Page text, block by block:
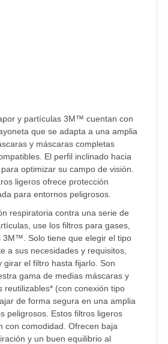
y partículas 3M™ cuentan con
que se adapta a una amplia
y máscaras completas
El perfil inclinado hacia
optimizar su campo de visión.
ligeros ofrece protección
para entornos peligrosos.
respiratoria contra una serie de
use los filtros para gases,
3M™. Solo tiene que elegir el tipo
a sus necesidades y requisitos,
girar el filtro hasta fijarlo. Son
gama de medias máscaras y
reutilizables* (con conexión tipo
de forma segura en una amplia
peligrosos. Estos filtros ligeros
con comodidad. Ofrecen baja
y un buen equilibrio al